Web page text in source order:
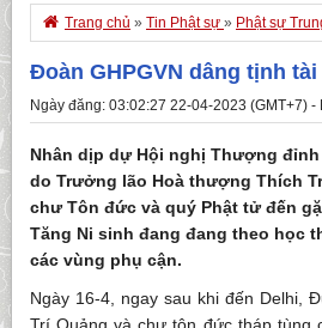
 Trang chủ » Tin Phật sự » Phật sự
Đoàn GHPGVN dâng tịnh
Ngày đăng: 03:02:27 22-04-2023 (GMT+7) -
Nhân dịp dự Hội nghị Thượng đỉnh
do Trưởng lão Hoà thượng Thích
chư Tôn đức và quý Phật tử đến
Tăng Ni sinh đang đang theo học
các vùng phụ cận.
Ngày 16-4, ngay sau khi đến Delhi,